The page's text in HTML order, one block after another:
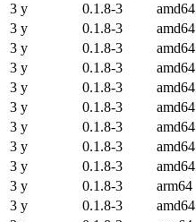
3 y
0.1.8-3 amd64
3 y
0.1.8-3 amd64
3 y
0.1.8-3 amd64
3 y
0.1.8-3 amd64
3 y
0.1.8-3 amd64
3 y
0.1.8-3 amd64
3 y
0.1.8-3 amd64
3 y
0.1.8-3 amd64
3 y
0.1.8-3 amd64
3 y
0.1.8-3 arm64
3 y
0.1.8-3 amd64